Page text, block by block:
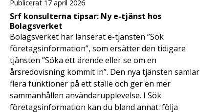
Publicerat 17 april 2026
Srf konsulterna tipsar: Ny e-tjänst hos
Bolagsverket
Bolagsverket har lanserat e-tjänsten ”Sök
företagsinformation”, som ersätter den tidigare
tjänsten ”Söka ett ärende eller se om en
årsredovisning kommit in”. Den nya tjänsten samlar
flera funktioner på ett ställe och ger en mer
sammanhållen användarupplevelse. I Sök
företagsinformation kan du bland annat: följa